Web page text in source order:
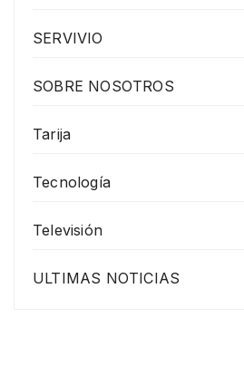
SERVIVIO
SOBRE NOSOTROS
Tarija
Tecnología
Televisión
ULTIMAS NOTICIAS